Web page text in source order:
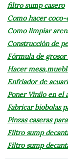
filtro sump casero
Como hacer coco-
Como limpiar
Construcción de
Fórmula de
Hacer
Enfriador de
Poner Vinilo en el
Fabricar biobolas
Pinzas caseras
Filtro sump
Filtro sump